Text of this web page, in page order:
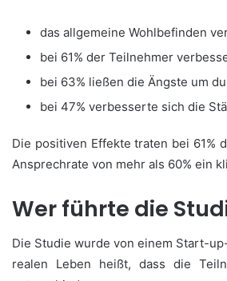
das allgemeine Wohlbefinden
bei 61% der Teilnehmer
bei 63% ließen die Ängste um
bei 47% verbesserte sich die
Die positiven Effekte traten bei 61%
Ansprechrate von mehr als 60% ein
Wer führte die
Die Studie wurde von einem Start-
realen Leben heißt, dass die